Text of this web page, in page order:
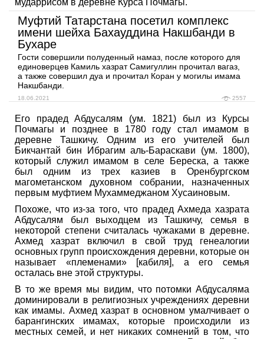
Муфтий Татарстана посетил комплекс
имени шейха Бахауддина Накшбанди в
Бухаре
Гости совершили полуденный намаз, после которого для
единоверцев Камиль хазрат Самигуллин прочитал вагаз,
а также совершил дуа и прочитал Коран у могилы имама
Накшбанди.
18.06.2021 2557
Его прадед Абдусалям (ум. 1821) был из Курсы
Почмагы и позднее в 1780 году стал имамом в
деревне Ташкичу. Одним из его учителей был
Бикчантай бин Ибрагим аль-Бараскави (ум. 1800),
который служил имамом в селе Береска, а также
был одним из трех казиев в Оренбургском
магометанском духовном собрании, назначенных
первым муфтием Мухаммеджаном Хусаиновым.
Похоже, что из-за того, что прадед Ахмеда хазрата
Абдусалям был выходцем из Ташкичу, семья в
некоторой степени считалась чужаками в деревне.
Ахмед хазрат включил в свой труд генеалогии
основных групп происхождения деревни, которые он
называет «племенами» [кабиля], а его семья
осталась вне этой структуры.
В то же время мы видим, что потомки Абдусаляма
доминировали в религиозных учреждениях деревни
как имамы. Ахмед хазрат в основном умалчивает о
барангинских имамах, которые происходили из
местных семей, и нет никаких сомнений в том, что